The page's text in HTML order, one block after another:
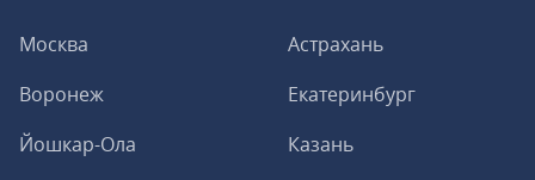
Москва
Астрахань
Воронеж
Екатеринбург
Йошкар-Ола
Казань